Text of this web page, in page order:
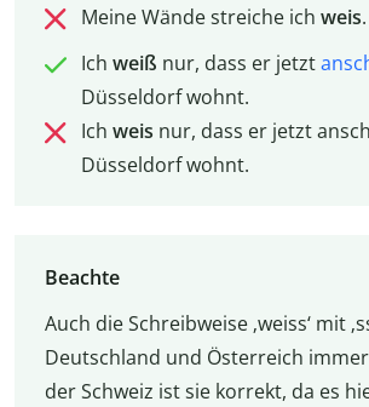
Meine Wände streiche ich weis.
Ich weiß nur, dass er jetzt
Düsseldorf wohnt.
Ich weis nur, dass er jetzt
Düsseldorf wohnt.
Beachte
Auch die Schreibweise ‚weiss‘ mit
Deutschland und Österreich
der Schweiz ist sie korrekt, da es